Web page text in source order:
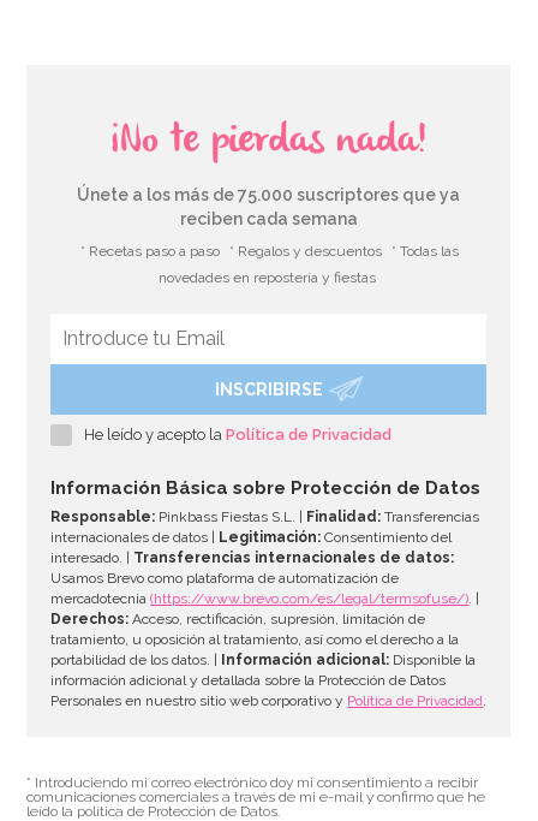
Invitaciones de Cumpleaños Blaze
AÑADIR
¡No te pierdas nada!
Únete a los más de 75.000 suscriptores que ya
reciben cada semana
* Recetas paso a paso * Regalos y descuentos
* Todas las
novedades en repostería y fiestas
INSCRIBIRSE
He leído y acepto laPolítica de Privacidad
Información Básica sobre Protección de Datos
Responsable: Pinkbass Fiestas S.L. | Finalidad: Transferencias
internacionales de datos |
Legitimación: Consentimiento del
interesado. | Transferencias internacionales de datos:
Usamos Brevo como plataforma de automatización de
mercadotecnia(https://www.brevo.com/es/legal/termsofuse/). |
Derechos: Acceso, rectificación, supresión, limitación de
tratamiento, u oposición al tratamiento, así como el derecho a la
portabilidad de los datos. |
Información adicional: Disponible la
información adicional y detallada sobre la Protección de Datos
Personales en nuestro sitio web corporativo y Política de Privacidad.
* Introduciendo mi correo electrónico doy mi consentimiento a recibir
comunicaciones comerciales a través de mi e-mail y confirmo que he
leído la política de Protección de Datos.